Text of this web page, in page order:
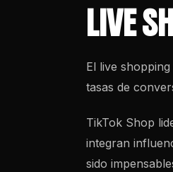
LIVE
El live
tasas de
TikTok Shop
integran
sido